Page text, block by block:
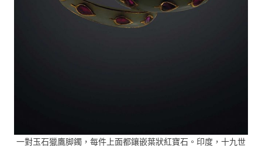
一對玉石獵鷹脚鐲，每件上面都鑲嵌葉狀紅寶石。印度，十九世